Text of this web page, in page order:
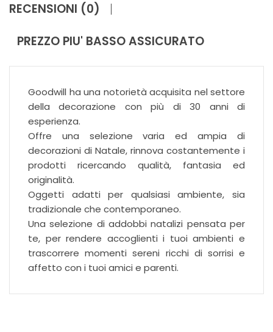
RECENSIONI (0)
PREZZO PIU' BASSO ASSICURATO
Goodwill ha una notorietà acquisita nel settore
della decorazione con più di 30 anni di
esperienza.
Offre una selezione varia ed ampia di
decorazioni di Natale, rinnova costantemente i
prodotti ricercando qualità, fantasia ed
originalità.
Oggetti adatti per qualsiasi ambiente, sia
tradizionale che contemporaneo.
Una selezione di addobbi natalizi pensata per
te, per rendere accoglienti i tuoi ambienti e
trascorrere momenti sereni ricchi di sorrisi e
affetto con i tuoi amici e parenti.